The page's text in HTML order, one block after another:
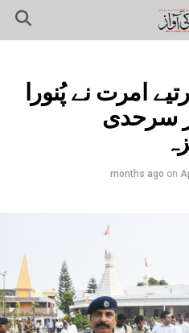
امرت نے پُنورا
سرحدی
on